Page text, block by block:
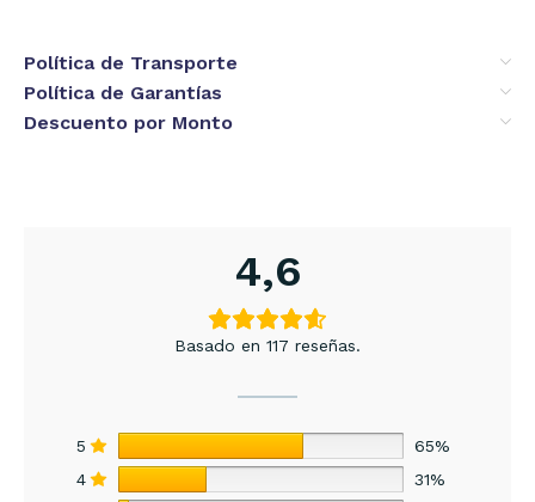
Política de Transporte
Política de Garantías
Descuento por Monto
4,6
Basado en 117 reseñas.
5
65%
4
31%